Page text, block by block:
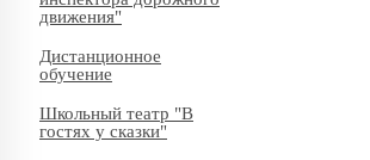
движения"
Дистанционное
обучение
Школьный театр "В
гостях у сказки"